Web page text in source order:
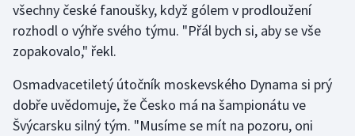
Plavání
Plážový volejbal
Ragby
Rychlobruslení
všechny české fanoušky, když gólem v prodloužení
rozhodl o výhře svého týmu. "Přál bych si, aby se vše
zopakovalo," řekl.
Osmadvacetiletý útočník moskevského Dynama si prý
dobře uvědomuje, že Česko má na šampionátu ve
Švýcarsku silný tým. "Musíme se mít na pozoru, oni